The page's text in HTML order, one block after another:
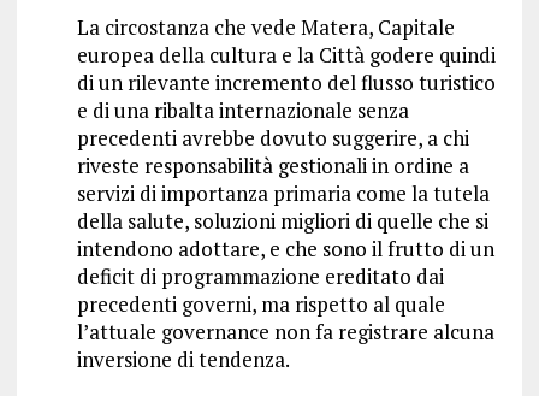
La circostanza che vede Matera, Capitale
europea della cultura e la Città godere quindi
di un rilevante incremento del flusso turistico
e di una ribalta internazionale senza
precedenti avrebbe dovuto suggerire, a chi
riveste responsabilità gestionali in ordine a
servizi di importanza primaria come la tutela
della salute, soluzioni migliori di quelle che si
intendono adottare, e che sono il frutto di un
deficit di programmazione ereditato dai
precedenti governi, ma rispetto al quale
l’attuale governance non fa registrare alcuna
inversione di tendenza.